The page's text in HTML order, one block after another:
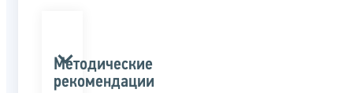
Методические
рекомендации